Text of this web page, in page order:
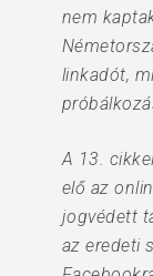
nem
linkadót,
A 13.
elő az
jogvédett
az eredeti